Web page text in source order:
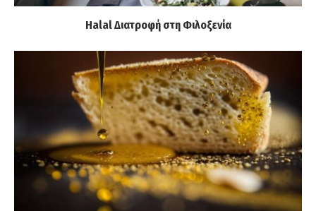
Halal Διατροφή στη Φιλοξενία